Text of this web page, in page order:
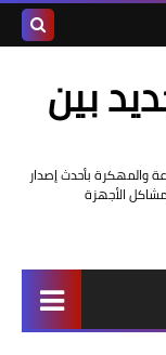
المدونةبين
والمهكرة بأحدث إصدار
الأجهزة